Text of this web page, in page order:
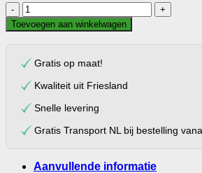
L-
profiel
40.30.2
aantal
Toevoegen aan winkelwagen
Gratis op maat!
Kwaliteit uit Friesland
Snelle levering
Gratis Transport NL bij bestelling
Aanvullende informatie